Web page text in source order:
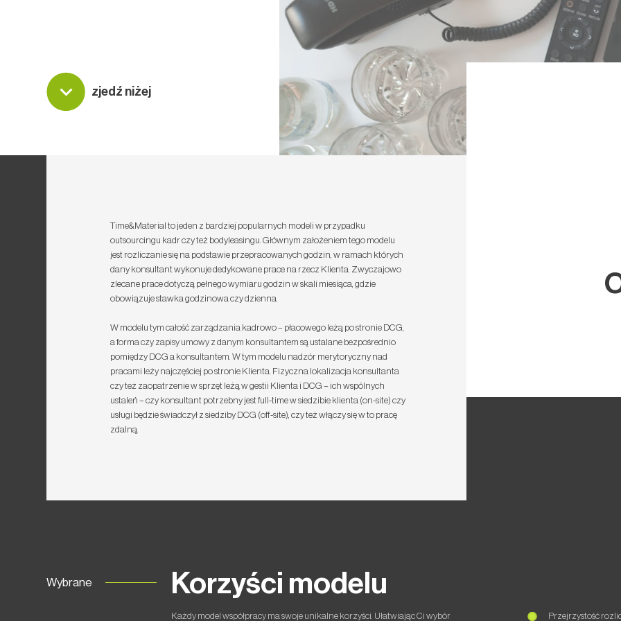
zjedź niżej
Time&Material to jeden z bardziej popularnych modeli w przypadku
outsourcingu kadr czy też bodyleasingu. Głównym założeniem tego modelu
jest rozliczanie się na podstawie przepracowanych godzin, w ramach których
dany konsultant wykonuje dedykowane prace na rzecz Klienta. Zwyczajowo
zlecane prace dotyczą pełnego wymiaru godzin w skali miesiąca, gdzie
obowiązuje stawka godzinowa czy dzienna.
W modelu tym całość zarządzania kadrowo – płacowego leżą po stronie DCG,
a forma czy zapisy umowy z danym konsultantem są ustalane bezpośrednio
pomiędzy DCG a konsultantem. W tym modelu nadzór merytoryczny nad
pracami leży najczęściej po stronie Klienta. Fizyczna lokalizacja konsultanta
czy też zaopatrzenie w sprzęt leżą w gestii Klienta i DCG – ich wspólnych
ustaleń – czy konsultant potrzebny jest full-time w siedzibie klienta (on-site) czy
usługi będzie świadczył z siedziby DCG (off-site), czy też włączy się w to pracę
zdalną.
Wybrane Korzyści modelu
Każdy model współpracy ma swoje unikalne korzyści. Ułatwiając Ci wybór
Przejrzystość